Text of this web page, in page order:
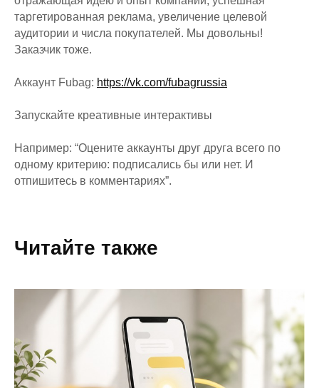
таргетированная реклама, увеличение целевой
аудитории и числа покупателей. Мы довольны!
Заказчик тоже.
Аккаунт Fubag: https://vk.com/fubagrussia
Запускайте креативные интерактивы
Например: “Оцените аккаунты друг друга всего по
одному критерию: подписались бы или нет. И
отпишитесь в комментариях”.
Читайте также